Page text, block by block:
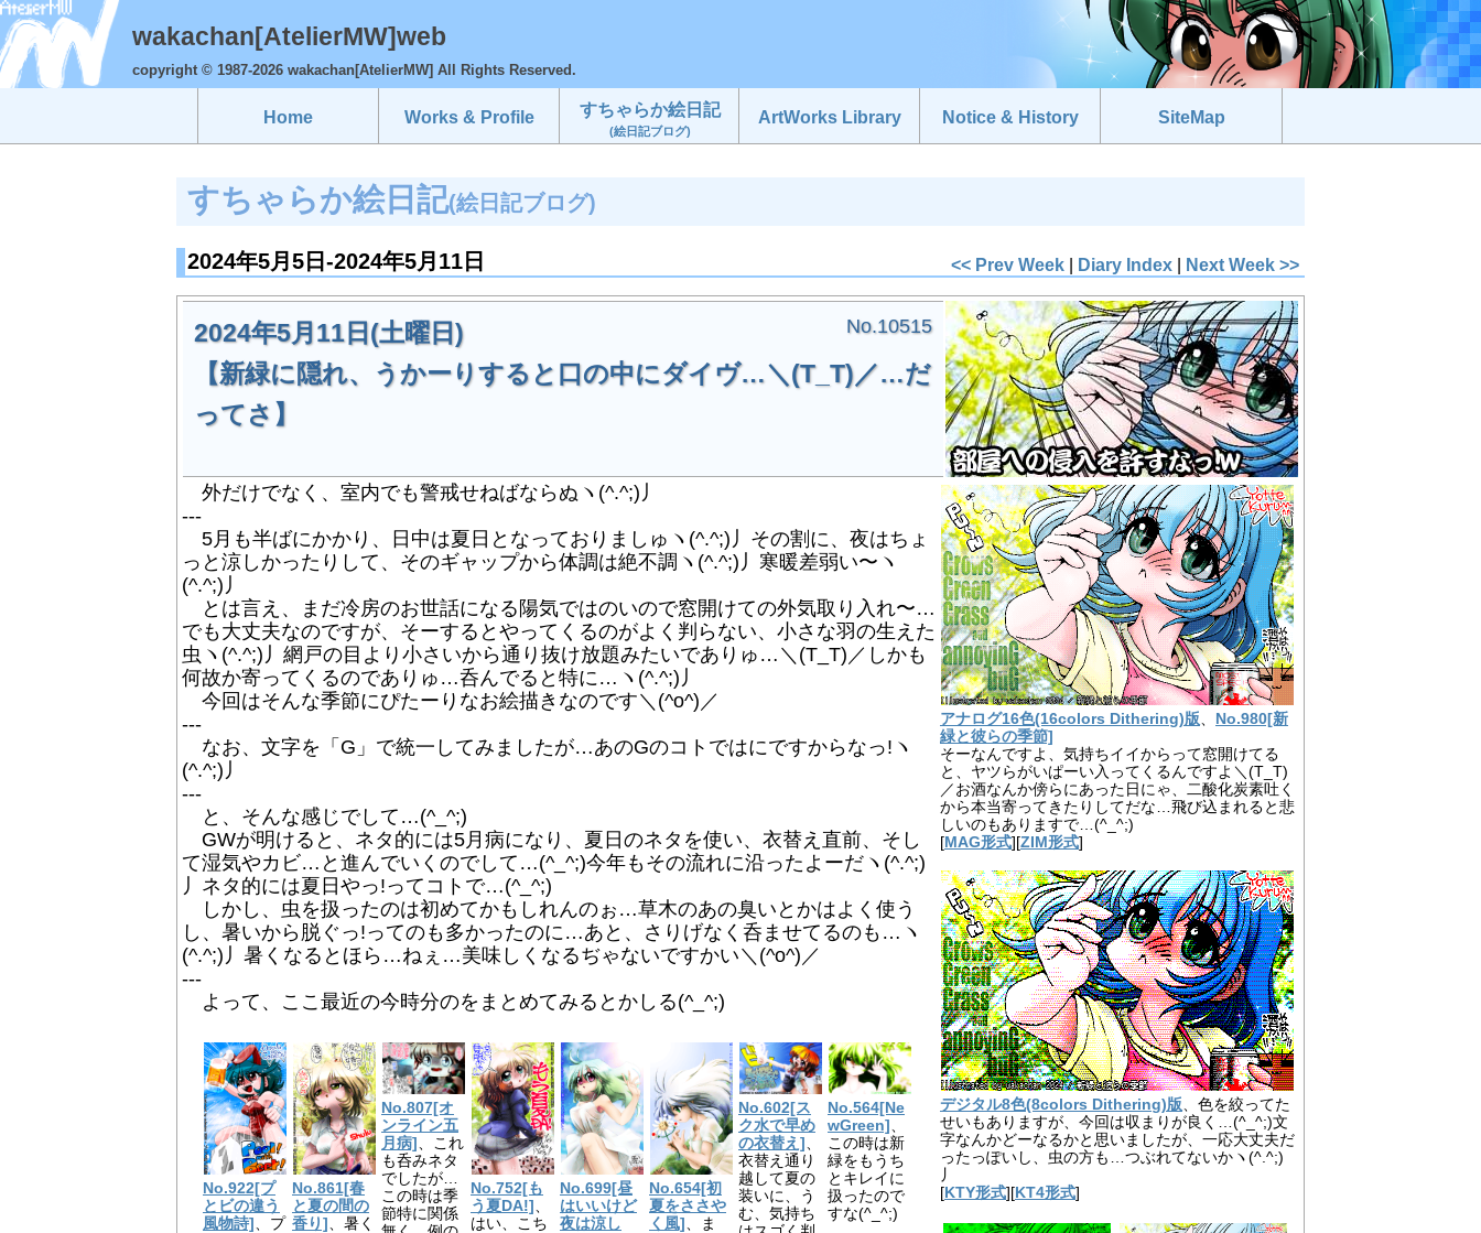
wakachan[AtelierMW]web
copyright © 1987-2026 wakachan[AtelierMW] All Rights Reserved.
Home Works & Profile すちゃらか絵日記
(絵日記ブログ)
ArtWorks Library Notice & History SiteMap
すちゃらか絵日記(絵日記ブログ)
<< Prev Week | Diary Index | Next Week >>
2024年5月5日-2024年5月11日
No.10515
2024年5月11日(土曜日)
【新緑に隠れ、うかーりすると口の中にダイヴ…＼(T_T)／…だ
ってさ】
アナログ16色(16colors Dithering)版、
No.980[新
緑と彼らの季節]
そーなんですよ、気持ちイイからって窓開けてる
と、ヤツらがいぱーい入ってくるんですよ＼(T_T)
／お酒なんか傍らにあった日にゃ、二酸化炭素吐く
から本当寄ってきたりしてだな…飛び込まれると悲
しいのもありますで…(^_^;)
[MAG形式][ZIM形式]
デジタル8色(8colors Dithering)版、色を絞ってた
せいもありますが、今回は収まりが良く…(^_^;)文
字なんかどーなるかと思いましたが、一応大丈夫だ
ったっぽいし、虫の方も…つぶれてないかヽ(^.^;)
丿
[ KTY形式][ KT4形式]
外だけでなく、室内でも警戒せねばならぬヽ(^.^;)丿
---
5月も半ばにかかり、日中は夏日となっておりましゅヽ(^.^;)丿その割に、夜はちょ
っと涼しかったりして、そのギャップから体調は絶不調ヽ(^.^;)丿寒暖差弱い〜ヽ
(^.^;)丿
とは言え、まだ冷房のお世話になる陽気ではのいので窓開けての外気取り入れ〜…
でも大丈夫なのですが、そーするとやってくるのがよく判らない、小さな羽の生えた
虫ヽ(^.^;)丿網戸の目より小さいから通り抜け放題みたいでありゅ…＼(T_T)／しかも
何故か寄ってくるのでありゅ…呑んでると特に…ヽ(^.^;)丿
今回はそんな季節にぴたーりなお絵描きなのです＼(^o^)／
---
なお、文字を「G」で統一してみましたが…あのGのコトではにですからなっ!ヽ
(^.^;)丿
---
と、そんな感じでして…(^_^;)
GWが明けると、ネタ的には5月病になり、夏日のネタを使い、衣替え直前、そし
て湿気やカビ…と進んでいくのでして…(^_^;)今年もその流れに沿ったよーだヽ(^.^;)
丿ネタ的には夏日やっ!ってコトで…(^_^;)
しかし、虫を扱ったのは初めてかもしれんのぉ…草木のあの臭いとかはよく使う
し、暑いから脱ぐっ!ってのも多かったのに…あと、さりげなく呑ませてるのも…ヽ
(^.^;)丿暑くなるとほら…ねぇ…美味しくなるぢゃないですかい＼(^o^)／
---
よって、ここ最近の今時分のをまとめてみるとかしる(^_^;)
No.922[プ
とビの違う
風物詩] 、プ
No.861[春
と夏の間の
香り] 、暑く
No.807[オ
ンライン五
月病]
、これ
も呑みネタ
でしたが…
この時は季
節特に関係
No.752[も
う夏DA!] 、
はい、こち
No.699[昼
はいいけど
夜は涼し
No.654[初
夏をささや
く風] 、ま
No.602[ス
ク水で早め
の衣替え]
衣替え通り
越して夏の
装いに、う
む、気持ち
No.564[Ne
wGreen]
この時は新
緑をもうち
とキレイに
扱ったので
すな(^_^;)